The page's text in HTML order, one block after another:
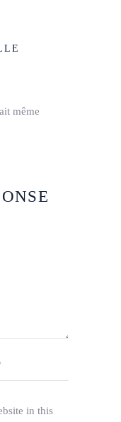
même
in this